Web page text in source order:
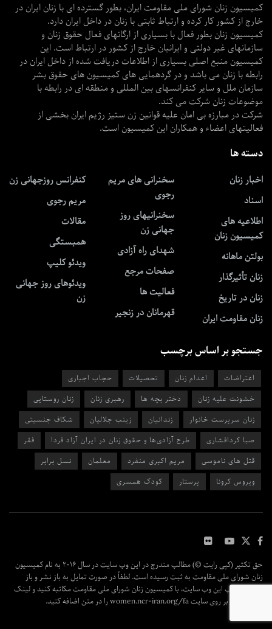
کمیسیون زنان شورای ملی مقاومت ایران، بطور گسترده ای با زنان ایران در
خارج از کشور کار کرده و ارتباط ثابتی با زنان در داخل ایران دارد.
کمیسیون زنان بطور فعال با بسیاری از ارگانهای فعال حقوق زنان و
سازمانهای غیر دولتی و ایرانیان خارج از کشور در ارتباط است. این
کمیسیون منبع اصلی بسیاری از اطلاعات دریافت شده از داخل ایران در
رابطه با زنان می باشد و در گردهمایی های کمیسیون های حقوق بشر
سازمان ملل و سایر کنفرانسهای بین المللی و منطقه ای در رابطه با
موضوعات زنان شرکت می کند.
شرکت در مبارزه بی امان علیه قوانین زن ستیز رژیم ایران بخشی از
فعالیتهای اعضاء و همکاران این کمیسیون است.
دسته ها
اخبار زنان
اسناد
اطلاعیه های
کمیسیون زنان
بولتن ماهانه
زنان تأثیرگذار
زنان در تاریخ
زنان مقاومت ایران
سخنرانی های مریم
رجوی
سخنرانیهای روز
جهانی زن
شهدای راه آزادی
صفحات مرجع
فعالیت ها
قهرمانان در زنجیر
کنفرانس روزجهانی زن
مریم رجوی
مقالات
همبستگی
ویدئو کلیپ
ویدئوهای روز جهانی
زن
جستجو بر اساس برچسب
اعتراضات اعدام زنان تحصیلات
حجاب اجباری
خشونت علیه زنان
دختر بچه ها رهبری زنان
زنان روستایی
زنان سرپرست خانوار
زندانیان زینب جلالیان
شکاف جنسیتی
صبا کردافشاری
طرح آزادی‌ها و حقوق زنان در ایران آزاد فردا
فقر
قتل های ناموسی
مریم اکبری منفرد معلمان
نسل برابر
ویروس کرونا
پرستار کودک همسری
حق تکثیر (کپی رایت ©) مطالب مندرج در این وب سایت در سال ۲۰۱۶ به نام کمیسیون
زنان شورای ملی مقاومت به ثبت رسیده است. لطفاً در صورت تمایل به باز نشر و باز
پخش مطالب این وب سایت، با کمیسیون زنان شورای ملی مقاومت مکاتبه کنید و لینک
مقاله اصلی بر روی سایت women.ncr-iran.org/fa را در متن اضافه کنید.